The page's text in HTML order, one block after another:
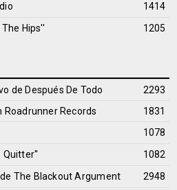
1414
Hips''
1205
de Después De Todo
2293
Roadrunner Records
1831
1078
Quitter''
1082
The Blackout Argument
2948